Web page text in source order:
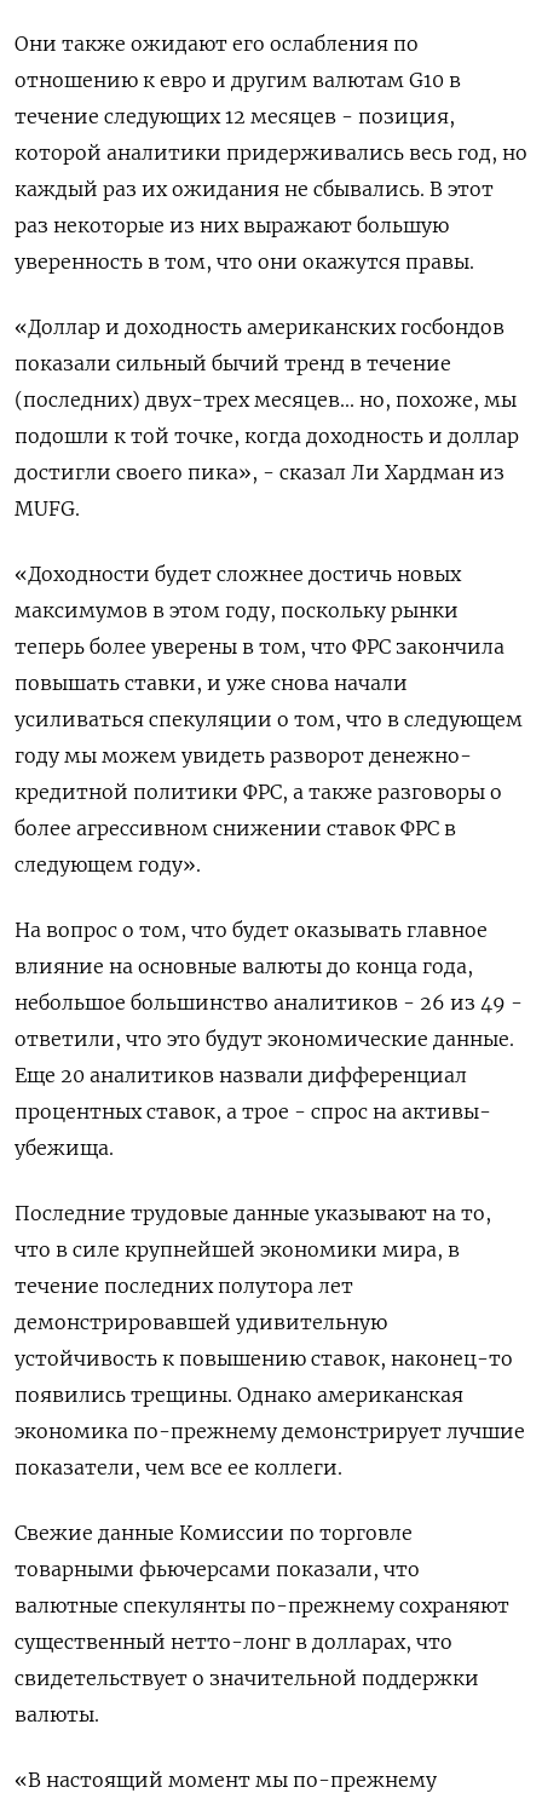
Они также ожидают его ослабления по
отношению к евро и другим валютам G10 в
течение следующих 12 месяцев - позиция,
которой аналитики придерживались весь год, но
каждый раз их ожидания не сбывались. В этот
раз некоторые из них выражают большую
уверенность в том, что они окажутся правы.
«Доллар и доходность американских госбондов
показали сильный бычий тренд в течение
(последних) двух-трех месяцев... но, похоже, мы
подошли к той точке, когда доходность и доллар
достигли своего пика», - сказал Ли Хардман из
MUFG.
«Доходности будет сложнее достичь новых
максимумов в этом году, поскольку рынки
теперь более уверены в том, что ФРС закончила
повышать ставки, и уже снова начали
усиливаться спекуляции о том, что в следующем
году мы можем увидеть разворот денежно-
кредитной политики ФРС, а также разговоры о
более агрессивном снижении ставок ФРС в
следующем году».
На вопрос о том, что будет оказывать главное
влияние на основные валюты до конца года,
небольшое большинство аналитиков - 26 из 49 -
ответили, что это будут экономические данные.
Еще 20 аналитиков назвали дифференциал
процентных ставок, а трое - спрос на активы-
убежища.
Последние трудовые данные указывают на то,
что в силе крупнейшей экономики мира, в
течение последних полутора лет
демонстрировавшей удивительную
устойчивость к повышению ставок, наконец-то
появились трещины. Однако американская
экономика по-прежнему демонстрирует лучшие
показатели, чем все ее коллеги.
Свежие данные Комиссии по торговле
товарными фьючерсами показали, что
валютные спекулянты по-прежнему сохраняют
существенный нетто-лонг в долларах, что
свидетельствует о значительной поддержки
валюты.
«В настоящий момент мы по-прежнему